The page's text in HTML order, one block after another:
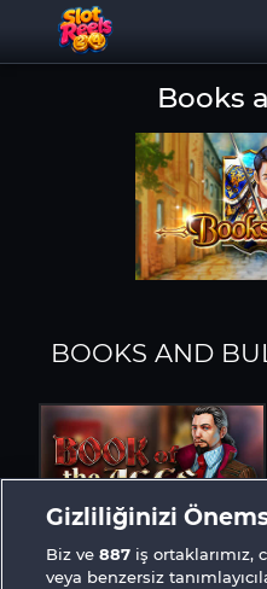
Books
BOOKS AND
Book Of The Ages
Gizliliğinizi
Biz ve887 iş ortaklarımız,
veya benzersiz